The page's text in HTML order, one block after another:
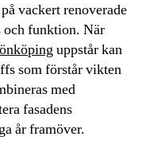
vackert renoverade
och funktion. När
uppstår kan
som förstår vikten
med
fasadens
år framöver.